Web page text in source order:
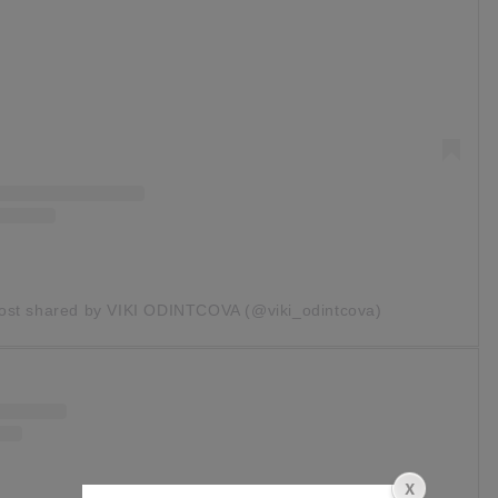
shared by VIKI ODINTCOVA (@viki_odintcova)